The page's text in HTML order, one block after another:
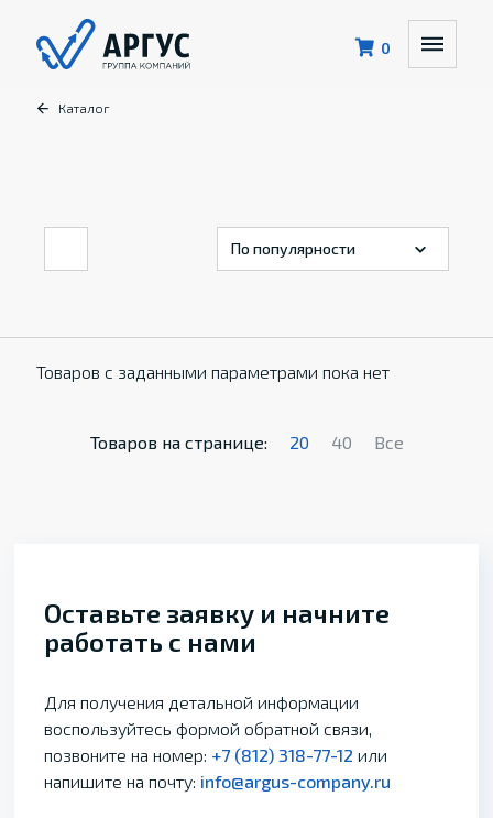
0
Каталог
Товаров с заданными параметрами пока нет
Товаров на странице: 20 40 Все
Оставьте заявку и начните
работать с нами
Для получения детальной информации
воспользуйтесь формой обратной связи,
позвоните на номер: +7 (812) 318-77-12 или
напишите на почту: info@argus-company.ru